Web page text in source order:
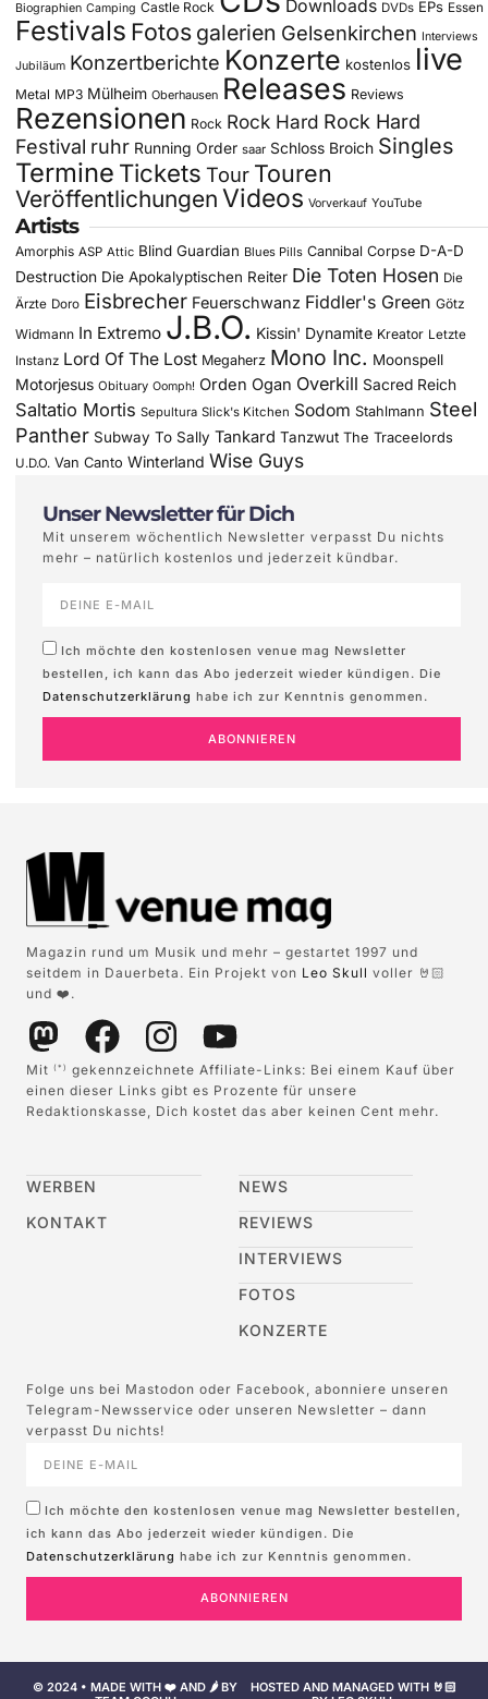
Biographien Camping Castle Rock Downloads DVDs EPs Essen
Festivals Fotos galerien Gelsenkirchen Interviews
Jubiläum Konzertberichte Konzerte kostenlos live
Metal MP3 Mülheim Oberhausen Releases Reviews
Rezensionen Rock Rock Hard Rock Hard
Festival ruhr Running Order saar Schloss Broich Singles
Termine Tickets Tour Touren
Veröffentlichungen Videos Vorverkauf YouTube
Artists
Amorphis ASP Attic Blind Guardian Blues Pills Cannibal Corpse D-A-D
Destruction Die Apokalyptischen Reiter Die Toten Hosen Die
Ärzte Doro Eisbrecher Feuerschwanz Fiddler's Green Götz
Widmann In Extremo J.B.O. Kissin' Dynamite Kreator Letzte
Instanz Lord Of The Lost Megaherz Mono Inc. Moonspell
Motorjesus Obituary Oomph! Orden Ogan Overkill Sacred Reich
Saltatio Mortis Sepultura Slick's Kitchen Sodom Stahlmann Steel
Panther Subway To Sally Tankard Tanzwut The Traceelords
U.D.O. Van Canto Winterland Wise Guys
Unser Newsletter für Dich
Mit unserem wöchentlich Newsletter verpasst Du nichts
mehr – natürlich kostenlos und jederzeit kündbar.
Ich möchte den kostenlosen venue mag Newsletter
bestellen, ich kann das Abo jederzeit wieder kündigen. Die
Datenschutzerklärung habe ich zur Kenntnis genommen.
ABONNIEREN
Magazin rund um Musik und mehr – gestartet 1997 und
seitdem in Dauerbeta. Ein Projekt von Leo Skull voller 🤘🏻
und ❤️.
Mit (*)
gekennzeichnete Affiliate-Links: Bei einem Kauf über
einen dieser Links gibt es Prozente für unsere
Redaktionskasse, Dich kostet das aber keinen Cent mehr.
WERBEN
KONTAKT
NEWS
REVIEWS
INTERVIEWS
FOTOS
KONZERTE
Folge uns bei Mastodon oder Facebook, abonniere unseren
Telegram-Newsservice oder unseren Newsletter – dann
verpasst Du nichts!
Ich möchte den kostenlosen venue mag Newsletter bestellen,
ich kann das Abo jederzeit wieder kündigen. Die
Datenschutzerklärung habe ich zur Kenntnis genommen.
ABONNIEREN
© 2024 • MADE WITH ❤️ AND 🌶️ BY
HOSTED AND MANAGED WITH 🤘🏻